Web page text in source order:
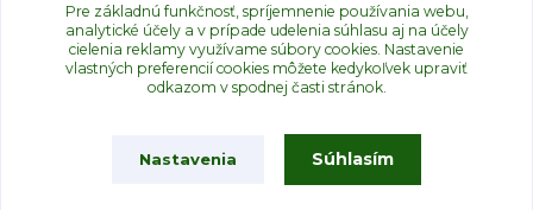
obchodovaní s rastlinami
Upravit sběr cookies.
Pre základnú funkčnosť, spríjemnenie používania webu,
analytické účely a v prípade udelenia súhlasu aj na účely
cielenia reklamy využívame súbory cookies. Nastavenie
vlastných preferencií cookies môžete kedykoľvek upraviť
odkazom v spodnej časti stránok.
Nastavenia Súhlasím